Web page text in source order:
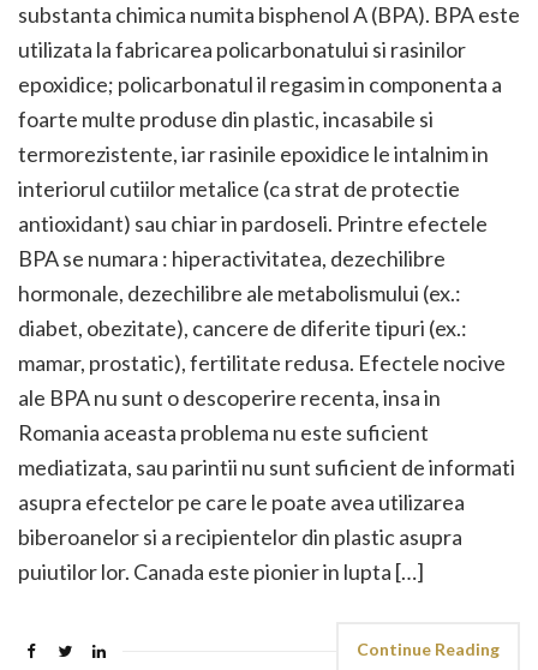
substanta chimica numita bisphenol A (BPA). BPA este
utilizata la fabricarea policarbonatului si rasinilor
epoxidice; policarbonatul il regasim in componenta a
foarte multe produse din plastic, incasabile si
termorezistente, iar rasinile epoxidice le intalnim in
interiorul cutiilor metalice (ca strat de protectie
antioxidant) sau chiar in pardoseli. Printre efectele
BPA se numara : hiperactivitatea, dezechilibre
hormonale, dezechilibre ale metabolismului (ex.:
diabet, obezitate), cancere de diferite tipuri (ex.:
mamar, prostatic), fertilitate redusa. Efectele nocive
ale BPA nu sunt o descoperire recenta, insa in
Romania aceasta problema nu este suficient
mediatizata, sau parintii nu sunt suficient de informati
asupra efectelor pe care le poate avea utilizarea
biberoanelor si a recipientelor din plastic asupra
puiutilor lor. Canada este pionier in lupta […]
Continue Reading